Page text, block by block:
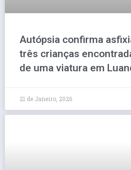
Autópsia confirma
três crianças
de uma viatura em
21 de Janeiro, 2026